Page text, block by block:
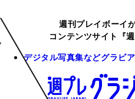
週刊プレイボーイ
コンテンツサイト『
デジタル写真集などグラビ